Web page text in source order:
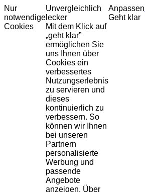
Nur
notwendige
Cookies
Unvergleichlich
lecker
Mit dem Klick auf
„geht klar”
ermöglichen Sie
uns Ihnen über
Cookies ein
verbessertes
Nutzungserlebnis
zu servieren und
dieses
kontinuierlich zu
verbessern. So
können wir Ihnen
bei unseren
Partnern
personalisierte
Werbung und
passende
Angebote
anzeigen. Über
Anpassen
Geht klar